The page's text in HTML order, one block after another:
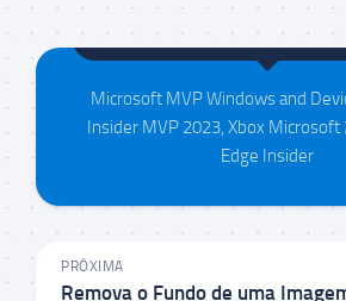
Maison da Silva
Microsoft MVP Windows and
Insider MVP 2023, Xbox
Edge Insider
PRÓXIMA